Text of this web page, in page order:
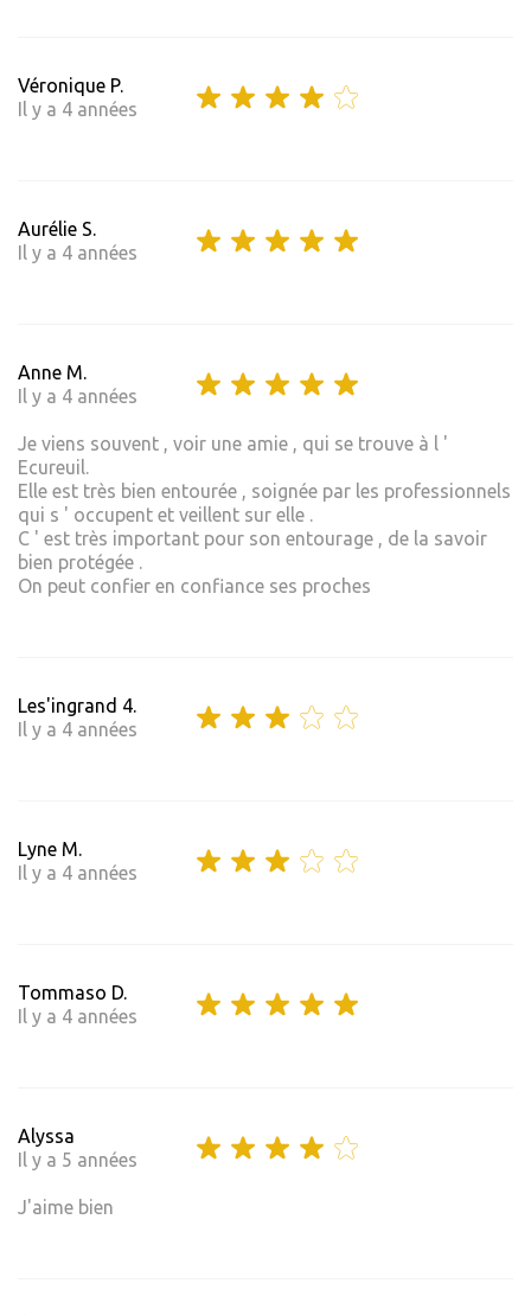
Véronique P.
Il y a 4 années
Aurélie S.
Il y a 4 années
Anne M.
Il y a 4 années
Je viens souvent , voir une amie , qui se trouve à l '
Ecureuil.
Elle est très bien entourée , soignée par les professionnels
qui s ' occupent et veillent sur elle .
C ' est très important pour son entourage , de la savoir
bien protégée .
On peut confier en confiance ses proches
Les'ingrand 4.
Il y a 4 années
Lyne M.
Il y a 4 années
Tommaso D.
Il y a 4 années
Alyssa
Il y a 5 années
J'aime bien